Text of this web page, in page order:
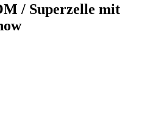
/ Superzelle mit